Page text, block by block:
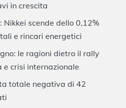
in crescita
Nikkei scende dello 0,12%
e rincari energetici
le ragioni dietro il rally
crisi internazionale
totale negativa di 42